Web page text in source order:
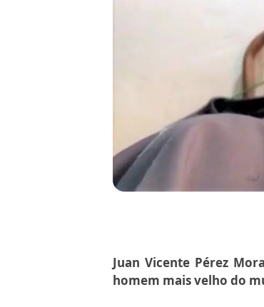
Juan Vicente Pérez
homem mais velho do